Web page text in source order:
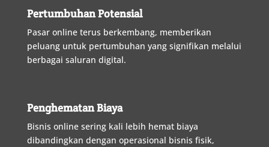
Pertumbuhan Potensial
Pasar online terus berkembang, memberikan
peluang untuk pertumbuhan yang signifikan melalui
berbagai saluran digital.
Penghematan Biaya
Bisnis online sering kali lebih hemat biaya
dibandingkan dengan operasional bisnis fisik,